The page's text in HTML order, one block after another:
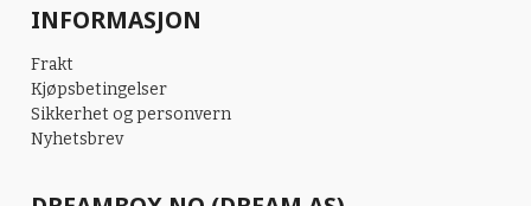
INFORMASJON
Frakt
Kjøpsbetingelser
Sikkerhet og personvern
Nyhetsbrev